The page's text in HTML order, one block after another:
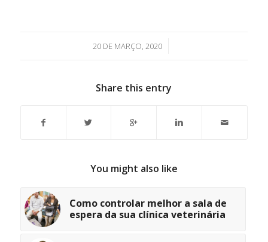
20 DE MARÇO, 2020
/
Share this entry
You might also like
Como controlar melhor a sala de
espera da sua clínica veterinária